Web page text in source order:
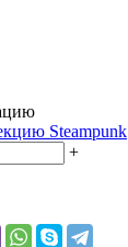
Steampunk
+